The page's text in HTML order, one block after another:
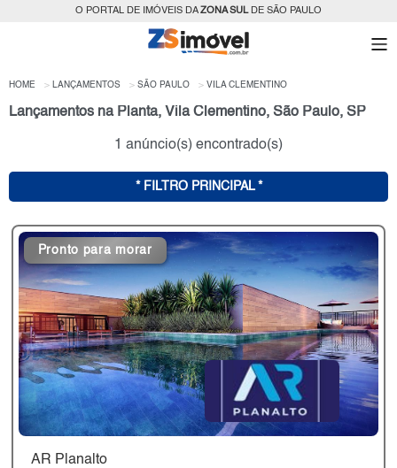
O PORTAL DE IMÓVEIS DAZONA SULDE SÃO PAULO
HOME LANÇAMENTOS SÃO PAULO VILA CLEMENTINO
Lançamentos na Planta, Vila Clementino, São Paulo, SP
1 anúncio(s) encontrado(s)
* FILTRO PRINCIPAL *
Pronto para morar
AR Planalto